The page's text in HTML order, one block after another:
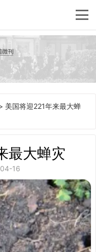
美国将迎221年来最大蝉
最大蝉灾
16